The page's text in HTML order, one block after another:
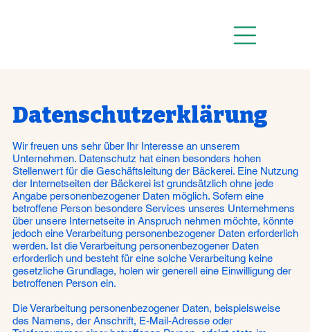
Datenschutzerklärung
Wir freuen uns sehr über Ihr Interesse an unserem
Unternehmen. Datenschutz hat einen besonders hohen
Stellenwert für die Geschäftsleitung der Bäckerei. Eine Nutzung
der Internetseiten der Bäckerei ist grundsätzlich ohne jede
Angabe personenbezogener Daten möglich. Sofern eine
betroffene Person besondere Services unseres Unternehmens
über unsere Internetseite in Anspruch nehmen möchte, könnte
jedoch eine Verarbeitung personenbezogener Daten erforderlich
werden. Ist die Verarbeitung personenbezogener Daten
erforderlich und besteht für eine solche Verarbeitung keine
gesetzliche Grundlage, holen wir generell eine Einwilligung der
betroffenen Person ein.
Die Verarbeitung personenbezogener Daten, beispielsweise
des Namens, der Anschrift, E-Mail-Adresse oder